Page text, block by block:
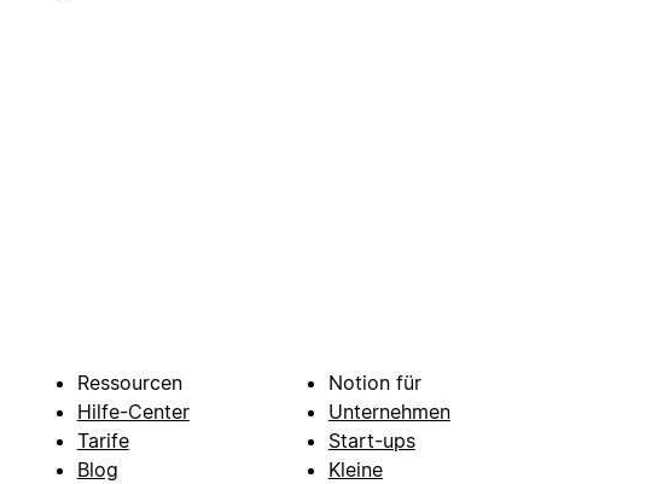
Ressourcen
Hilfe-Center
Tarife
Blog
Notion für
Unternehmen
Start-ups
Kleine